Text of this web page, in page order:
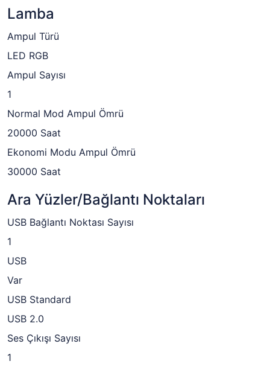
Lamba
Ampul Türü
LED RGB
Ampul Sayısı
1
Normal Mod Ampul Ömrü
20000 Saat
Ekonomi Modu Ampul Ömrü
30000 Saat
Ara Yüzler/Bağlantı Noktaları
USB Bağlantı Noktası Sayısı
1
USB
Var
USB Standard
USB 2.0
Ses Çıkışı Sayısı
1